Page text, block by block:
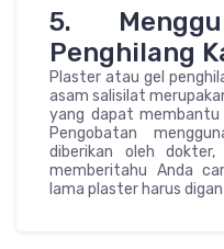
5.
Penghilang
Plaster atau gel
asam salisilat
yang dapat membantu
Pengobatan
diberikan oleh
memberitahu Anda
lama plaster harus